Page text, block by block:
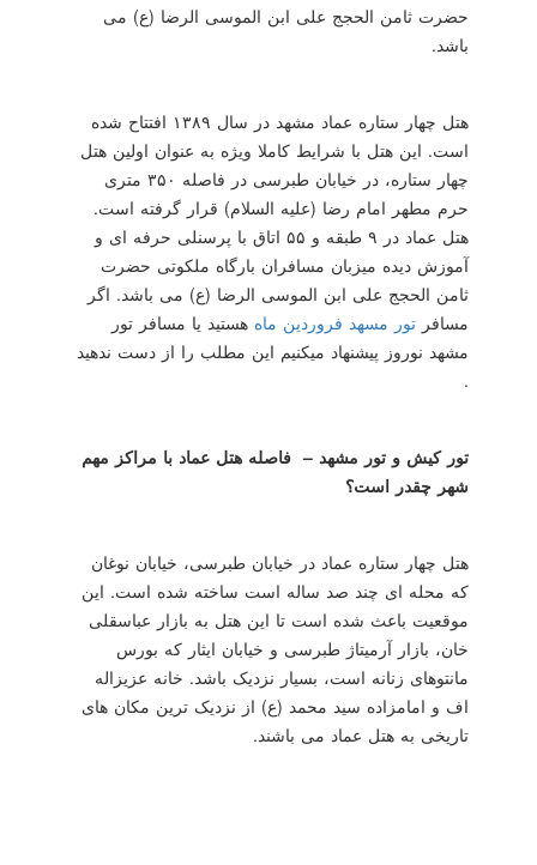
حضرت ثامن الحجج علی ابن الموسی الرضا (ع) می‌
باشد.
هتل چهار ستاره عماد مشهد در سال ۱۳۸۹ افتتاح شده
است. این هتل با شرایط کاملا ویژه به عنوان اولین هتل
چهار ستاره، در خیابان طبرسی در فاصله ۳۵۰ متری
حرم مطهر امام رضا (علیه السلام) قرار گرفته است.
هتل عماد در ۹ طبقه و ۵۵ اتاق با پرسنلی حرفه ای و
آموزش دیده میزبان مسافران بارگاه ملکوتی حضرت
ثامن الحجج علی ابن الموسی الرضا (ع) می‌ باشد. اگر
مسافر تور مسهد فروردین ماه هستید یا مسافر تور
مشهد نوروز پیشنهاد میکنیم این مطلب را از دست ندهید
.
تور کیش و تور مشهد – فاصله هتل عماد با مراکز مهم
شهر چقدر است؟
هتل چهار ستاره عماد در خیابان طبرسی، خیابان نوغان
که محله ای چند صد ساله است ساخته شده است. این
موقعیت باعث شده است تا این هتل به بازار عباسقلی
خان، بازار آرمیتاژ طبرسی و خیابان ایثار که بورس
مانتوهای زنانه است، بسیار نزدیک باشد. خانه عزیزاله
اف و امامزاده سید محمد (ع) از نزدیک ترین مکان های
تاریخی به هتل عماد می باشند.